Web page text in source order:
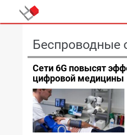
Беспроводные
Сети 6G повысят
цифровой медицины